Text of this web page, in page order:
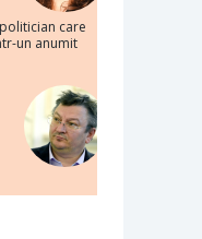
care
un anumit